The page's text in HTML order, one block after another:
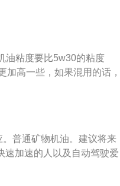
混合在一起，添加剂之间
量上完全不同，不同的机
油粘度要比5w30的粘度
高一些，如果混用的话，
的结冰点是在-30摄氏度，
稀的可能性就越高了。5w
用5w40的机油，这样子就
用了稀的机油的话，就无
耗。
普通矿物机油。建议将来
速加速的人以及自动驾驶爱
条件下，这种机油对于发